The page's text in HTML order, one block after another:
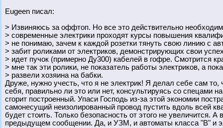
Eugeen писал:
> Извиняюсь за оффтоп. Но все это действительно
> современные электрики проходят курсы повышения
> не понимаю, зачем к каждой розетки тянуть свою линию с
> забит роликами от электриков, демонстрирующих свои
> идет пучок (примерно Ду300) кабелей в гофре. Смотрится
> мне так эти ролики, не показатель работы электриков, а
> развели хозяина на бабки.
Друже, нужно учесть, что я не электрик! Я делал себе сам
себя, правильно ли это или нет, консультируясь со спецами
сгорит построенный. Упаси Господь из-за этой экономии
самонесущий неизолированный провод пустить вдоль всей
будет стоить. Только безопасность от этого не увеличится.
предыдущем сообщении. Да, и УЗМ, и автоматы класса "В" и